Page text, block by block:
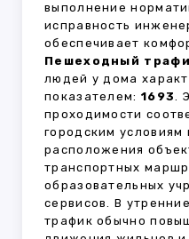
выполнение
исправность
обеспечивает
Пешеходный
людей у дома
показателем: 1693.
проходимости
городским условиям
расположения
транспортных
образовательных
сервисов. В
трафик обычно